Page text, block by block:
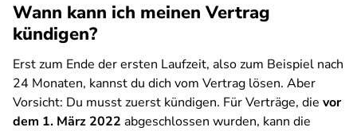
Wann kann ich meinen Vertrag
kündigen?
Erst zum Ende der ersten Laufzeit, also zum Beispiel nach
24 Monaten, kannst du dich vom Vertrag lösen. Aber
Vorsicht: Du musst zuerst kündigen. Für Verträge, die vor
dem 1. März 2022 abgeschlossen wurden, kann die